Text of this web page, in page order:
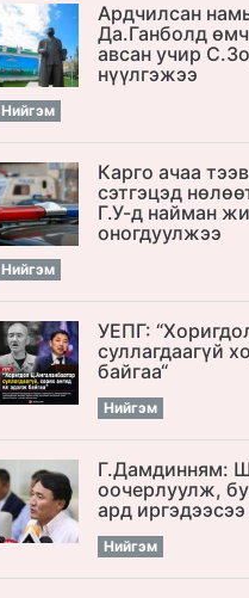
Ардчилсан
Да.Ганболд
авсан учир
нүүлгэжээ
Нийгэм
Карго ачаа
сэтгэцэд
Г.У-д найман
оногдуулжээ
Нийгэм
УЕПГ:
cуллагдаагүй
байгаа“
Нийгэм
Г.Дамдинням:
оочерлуулж,
ард
Нийгэм